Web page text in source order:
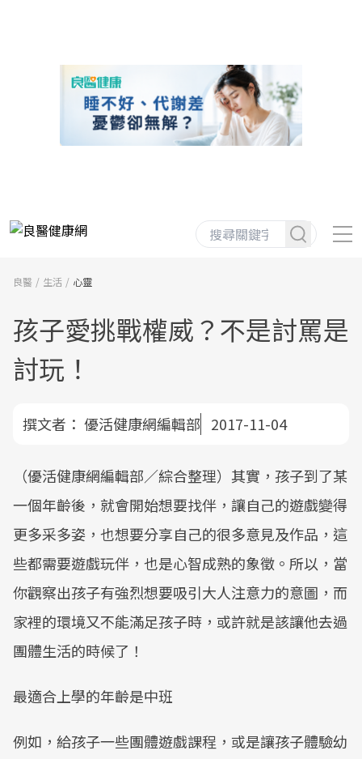
良醫 生活 心靈
孩子愛挑戰權威？不是討罵是
討玩！
撰文者： 優活健康網編輯部 2017-11-04
（優活健康網編輯部／綜合整理）其實，孩子到了某
一個年齡後，就會開始想要找伴，讓自己的遊戲變得
更多采多姿，也想要分享自己的很多意見及作品，這
些都需要遊戲玩伴，也是心智成熟的象徵。所以，當
你觀察出孩子有強烈想要吸引大人注意力的意圖，而
家裡的環境又不能滿足孩子時，或許就是該讓他去過
團體生活的時候了！
最適合上學的年齡是中班
例如，給孩子一些團體遊戲課程，或是讓孩子體驗幼